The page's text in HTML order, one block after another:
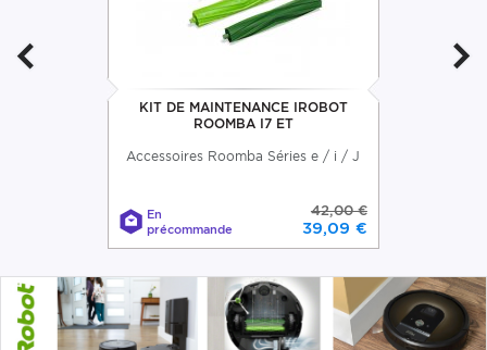
KIT DE MAINTENANCE IROBOT
ROOMBA I7 ET
Accessoires Roomba Séries e / i / J
En
précommande
42,00 €
39,09 €